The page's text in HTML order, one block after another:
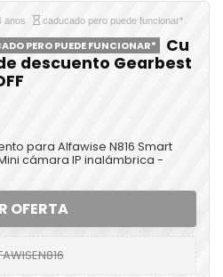
anos caducado pero puede funcionar*
PERO PUEDE FUNCIONAR*
Cu
descuento Gearbest
para Alfawise N816 Smart
cámara IP inalámbrica -
OFERTA